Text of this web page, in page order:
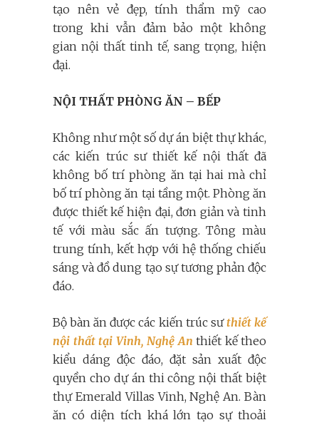
tạo nên vẻ đẹp, tính thẩm mỹ cao
trong khi vẫn đảm bảo một không
gian nội thất tinh tế, sang trọng, hiện
đại.
NỘI THẤT PHÒNG ĂN – BẾP
Không như một số dự án biệt thự khác,
các kiến trúc sư thiết kế nội thất đã
không bố trí phòng ăn tại hai mà chỉ
bố trí phòng ăn tại tầng một. Phòng ăn
được thiết kế hiện đại, đơn giản và tinh
tế với màu sắc ấn tượng. Tông màu
trung tính, kết hợp với hệ thống chiếu
sáng và đồ dung tạo sự tương phản độc
đáo.
Bộ bàn ăn được các kiến trúc sưthiết kế
nội thất tại Vinh, Nghệ An thiết kế theo
kiểu dáng độc đáo, đặt sản xuất độc
quyền cho dự án thi công nội thất biệt
thự Emerald Villas Vinh, Nghệ An. Bàn
ăn có diện tích khá lớn tạo sự thoải